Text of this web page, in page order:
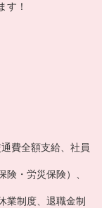
す！
費全額支給、社員
・労災保険）、
業制度、退職金制